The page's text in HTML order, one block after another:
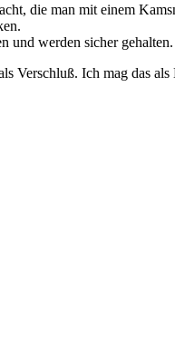
die man mit einem
Verschluß. Ich mag das